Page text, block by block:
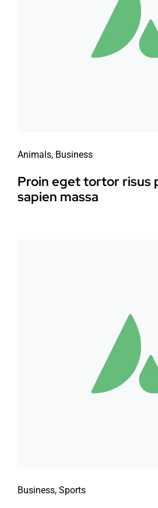
Animals, Business
Proin eget tortor risus
sapien massa
Business, Sports